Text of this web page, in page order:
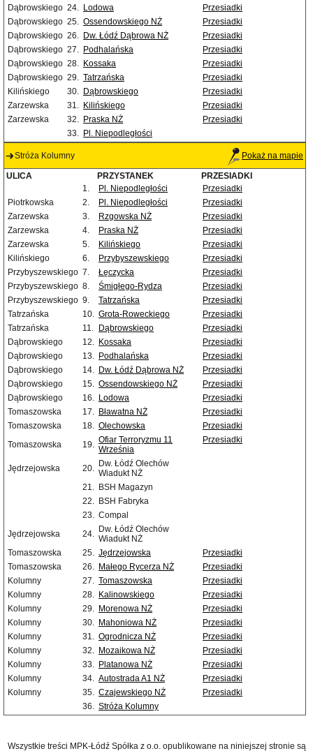
Dąbrowskiego 24. Lodowa
Przesiadki
Dąbrowskiego 25. Ossendowskiego NŻ
Przesiadki
Dąbrowskiego 26. Dw. Łódź Dąbrowa NŻ
Przesiadki
Dąbrowskiego 27. Podhalańska
Przesiadki
Dąbrowskiego 28. Kossaka
Przesiadki
Dąbrowskiego 29. Tatrzańska
Przesiadki
Kilińskiego
30. Dąbrowskiego
Przesiadki
Zarzewska
31. Kilińskiego
Przesiadki
Zarzewska
32. Praska NŻ
Przesiadki
33. Pl. Niepodległości
Stróża Kolumny Pokaż na mapie
ULICA PRZYSTANEK
PRZESIADKI
1.
Pl. Niepodległości
Przesiadki
Piotrkowska
2. Pl. Niepodległości
Przesiadki
Zarzewska
3. Rzgowska NŻ
Przesiadki
Zarzewska
4. Praska NŻ
Przesiadki
Zarzewska
5. Kilińskiego
Przesiadki
Kilińskiego
6. Przybyszewskiego
Przesiadki
Przybyszewskiego 7. Łęczycka
Przesiadki
Przybyszewskiego 8. Śmigłego-Rydza
Przesiadki
Przybyszewskiego 9. Tatrzańska
Przesiadki
Tatrzańska
10. Grota-Roweckiego
Przesiadki
Tatrzańska
11. Dąbrowskiego
Przesiadki
Dąbrowskiego
12. Kossaka
Przesiadki
Dąbrowskiego
13. Podhalańska
Przesiadki
Dąbrowskiego
14. Dw. Łódź Dąbrowa NŻ
Przesiadki
Dąbrowskiego
15. Ossendowskiego NŻ
Przesiadki
Dąbrowskiego
16. Lodowa
Przesiadki
Tomaszowska
17. Bławatna NŻ
Przesiadki
Tomaszowska
18. Olechowska
Przesiadki
Tomaszowska
19. Ofiar Terroryzmu 11
Września
Przesiadki
Jędrzejowska 20. Dw. Łódź Olechów
Wiadukt NŻ
21. BSH Magazyn
22. BSH Fabryka
23. Compal
Jędrzejowska
24. Dw. Łódź Olechów
Wiadukt NŻ
Tomaszowska
25. Jędrzejowska
Przesiadki
Tomaszowska
26. Małego Rycerza NŻ
Przesiadki
Kolumny
27. Tomaszowska
Przesiadki
Kolumny
28. Kalinowskiego
Przesiadki
Kolumny
29. Morenowa NŻ
Przesiadki
Kolumny
30. Mahoniowa NŻ
Przesiadki
Kolumny
31. Ogrodnicza NŻ
Przesiadki
Kolumny
32. Mozaikowa NŻ
Przesiadki
Kolumny
33. Platanowa NŻ
Przesiadki
Kolumny
34. Autostrada A1 NŻ
Przesiadki
Kolumny
35. Czajewskiego NŻ
Przesiadki
36. Stróża Kolumny
Wszystkie treści MPK-Łódź Spółka z o.o. opublikowane na niniejszej stronie są